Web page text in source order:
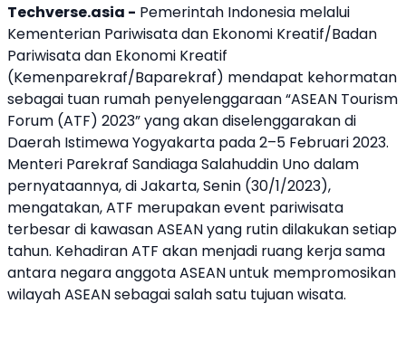
Techverse.asia - Pemerintah Indonesia melalui
Kementerian Pariwisata dan Ekonomi Kreatif/Badan
Pariwisata dan Ekonomi Kreatif
(Kemenparekraf/Baparekraf) mendapat kehormatan
sebagai tuan rumah penyelenggaraan “ASEAN Tourism
Forum (ATF) 2023” yang akan diselenggarakan di
Daerah Istimewa Yogyakarta pada 2–5 Februari 2023.
Menteri Parekraf Sandiaga Salahuddin Uno dalam
pernyataannya, di Jakarta, Senin (30/1/2023),
mengatakan, ATF merupakan event pariwisata
terbesar di kawasan ASEAN yang rutin dilakukan setiap
tahun. Kehadiran ATF akan menjadi ruang kerja sama
antara negara anggota ASEAN untuk mempromosikan
wilayah ASEAN sebagai salah satu tujuan wisata.